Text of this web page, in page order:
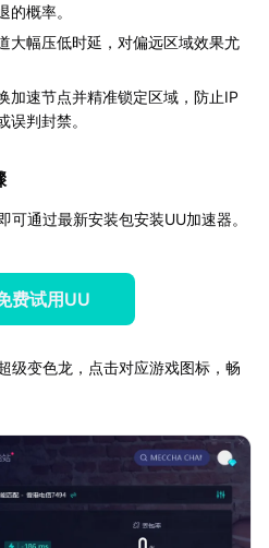
概率。
大幅压低时延，对偏远区域效果尤
加速节点并精准锁定区域，防止IP
判封禁。
通过最新安装包安装UU加速器。
费试用UU
级变色龙，点击对应游戏图标，畅